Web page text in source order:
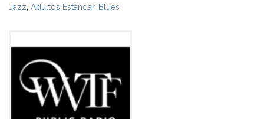
Jazz Adultos Estándar, Blues